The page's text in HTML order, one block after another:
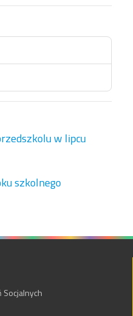
w lipcu
szkolnego
Socjalnych